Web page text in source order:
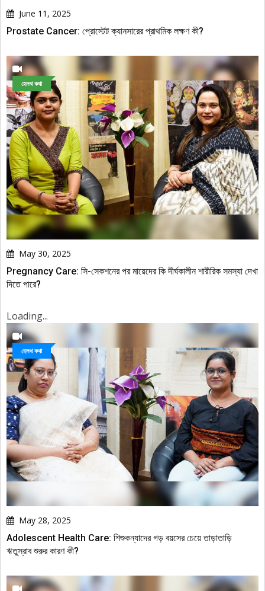
June 11, 2025
Prostate Cancer: প্রোস্টেট ক্যানসারের প্রাথমিক লক্ষণ কী?
হেলথ কথা
May 30, 2025
Pregnancy Care: সি-সেকশনের পর মায়েদের কি দীর্ঘকালীন শারীরিক সমস্যা দেখা
দিতে পারে?
Loading...
হেলথ কথা
May 28, 2025
Adolescent Health Care: শিশুকন্যাদের গড় বয়সের চেয়ে তাড়াতাড়ি
ঋতুস্রাব শুরুর কারণ কী?